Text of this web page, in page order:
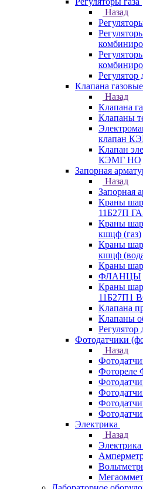
Назад
Регулятор
Клапана газовые
Назад
Клапана
Клапаны
клапан
Клапан
КЭМГ НО
Запорная
Назад
Запорная
Краны
11Б27П
Краны
кшцф (газ)
Краны
кшцф
Краны
ФЛАНЦЫ
Краны
11Б27П1
Клапана
Клапаны
Фотодатчики
Назад
Фотореле
Электрика
Назад
Электрика